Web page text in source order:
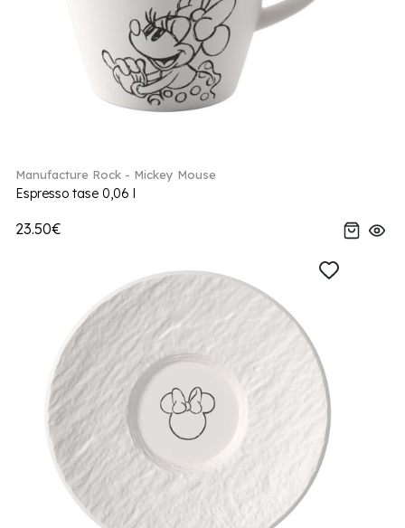
Manufacture Rock - Mickey Mouse
Espresso tase 0,06 l
23.50€